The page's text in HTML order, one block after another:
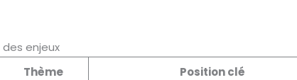
enjeux
Thème Position clé